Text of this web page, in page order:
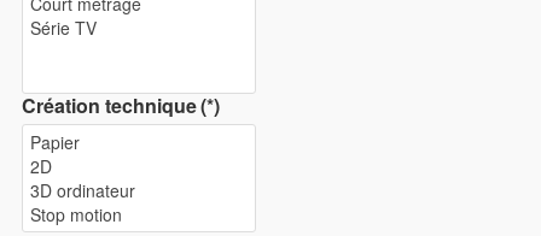
Création technique(*)